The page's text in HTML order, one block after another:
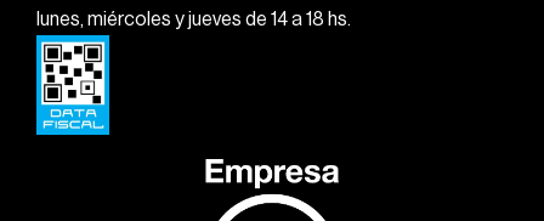
lunes, miércoles y jueves de 14 a 18 hs.